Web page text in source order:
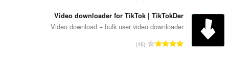
פ
ר
י
Video downloader for TikTok | TikTokDer
Video download + bulk user video downloader
מ16